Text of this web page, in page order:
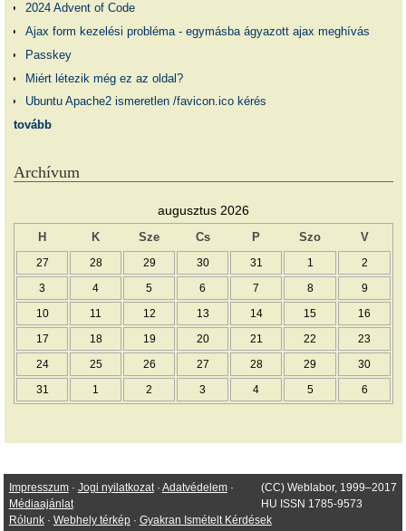
2024 Advent of Code
Ajax form kezelési probléma - egymásba ágyazott ajax meghívás
Passkey
Miért létezik még ez az oldal?
Ubuntu Apache2 ismeretlen /favicon.ico kérés
tovább
Archívum
augusztus 2026
H K Sze Cs P Szo V
27 28 29 30 31 1 2
3 4 5 6 7 8 9
10 11 12 13 14 15 16
17 18 19 20 21 22 23
24 25 26 27 28 29 30
31 1 2 3 4 5 6
(CC) Weblabor, 1999–2017
HU ISSN 1785-9573
Impresszum· Jogi nyilatkozat· Adatvédelem·
Médiaajánlat
Rólunk· Webhely térkép· Gyakran Ismételt Kérdések